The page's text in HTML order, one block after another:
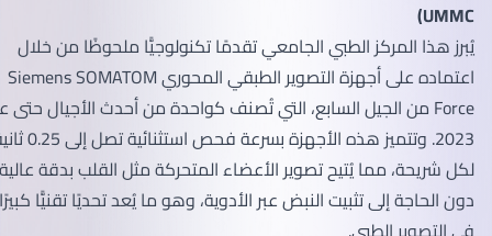
UMMC)
يُبرز هذا المركز الطبي الجامعي تقدمًا تكنولوجيًّا ملحوظًا من خلال
اعتماده على أجهزة التصوير الطبقي المحوري Siemens SOMATOM
Force من الجيل السابع، التي تُصنف كواحدة من أحدث الأجيال حتى عام
2023. وتتميز هذه الأجهزة بسرعة فحص استثنائية تصل إلى 0.25 ثانية
لكل شريحة، مما يُتيح تصوير الأعضاء المتحركة مثل القلب بدقة عالية
دون الحاجة إلى تثبيت النبض عبر الأدوية، وهو ما يُعد تحديًا تقنيًّا كبيرًا